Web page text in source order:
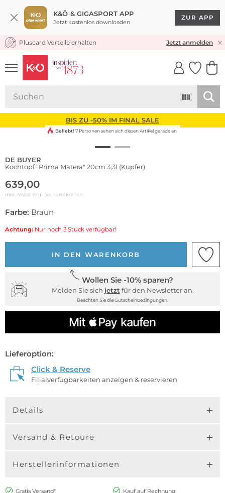
K&Ö & GIGASPORT APP
Jetzt kostenlos downloaden
ZUR APP
KOSTENLOSER VERSAND* & RÜCKVERSAND
Pluscard Vorteile erhalten Jetzt anmelden
UNSERE APP
CLICK &
BIS ZU -50% IM FINAL SALE
Beliebt! 7 Personen sehen sich diesen Artikel gerade an
DE BUYER
Kochtopf "Prima Matera" 20cm 3,3l (Kupfer)
639,00
inkl. Mwst zzgl. Versandkosten
Farbe: Braun
Achtung: Nur noch 3 Stück verfügbar!
IN DEN WARENKORB
Wollen Sie -10% sparen?
Melden Sie sich jetzt für den Newsletter an.
Beachten Sie die Gutscheinbedingungen.
Lieferoption:
Click & Reserve
Filialverfügbarkeiten anzeigen & reservieren
Details
Versand & Retoure
Herstellerinformationen
Gratis Versand*
Kauf auf Rechnung